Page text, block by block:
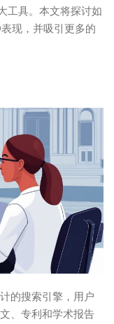
工具。本文将探讨如
现，并吸引更多的
的搜索引擎，用户
、专利和学术报告